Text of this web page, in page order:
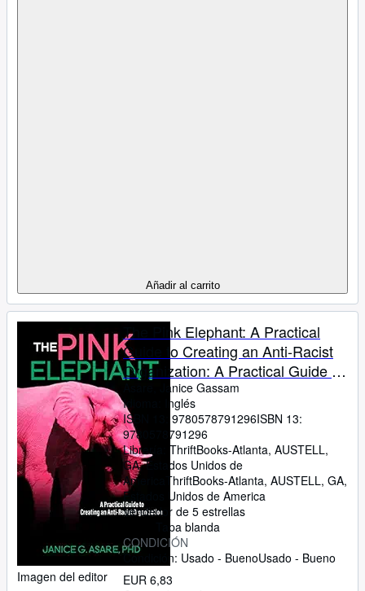
Añadir al carrito
Imagen del editor
The Pink Elephant: A Practical
Guide to Creating an Anti-Racist
Organization: A Practical Guide to
Creating an Anti-Racist: A
Practical Guide
Asare, Janice Gassam
Idioma: Inglés
ISBN 13: 9780578791296ISBN 13:
9780578791296
Librería: ThriftBooks-Atlanta, AUSTELL,
GA, Estados Unidos de
America
ThriftBooks-Atlanta, AUSTELL, GA,
Estados Unidos de America
Vendedor de 5 estrellas
Tapa blanda
CONDICIÓN
Condición: Usado - BuenoUsado - Bueno
EUR 6,83